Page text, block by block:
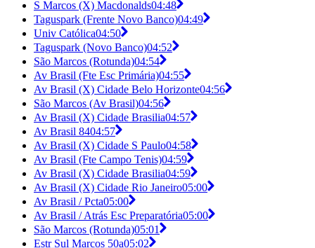
S Marcos (X) Macdonalds04:48
Taguspark (Frente Novo Banco)04:49
Univ Católica04:50
Taguspark (Novo Banco)04:52
São Marcos (Rotunda)04:54
Av Brasil (Fte Esc Primária)04:55
Av Brasil (X) Cidade Belo Horizonte04:56
São Marcos (Av Brasil)04:56
Av Brasil (X) Cidade Brasilia04:57
Av Brasil 8404:57
Av Brasil (X) Cidade S Paulo04:58
Av Brasil (Fte Campo Tenis)04:59
Av Brasil (X) Cidade Brasilia04:59
Av Brasil (X) Cidade Rio Janeiro05:00
Av Brasil / Pcta05:00
Av Brasil / Atrás Esc Preparatória05:00
São Marcos (Rotunda)05:01
Estr Sul Marcos 50a05:02